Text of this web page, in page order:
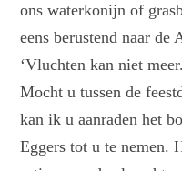
ons waterkonijn of
eens berustend naar de
‘Vluchten kan niet
Mocht u tussen de
kan ik u aanraden het
Eggers tot u te nemen.